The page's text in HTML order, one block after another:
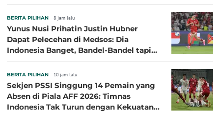
BERITA PILIHAN 8 jam lalu
Yunus Nusi Prihatin Justin Hubner
Dapat Pelecehan di Medsos: Dia
Indonesia Banget, Bandel-Bandel tapi
BERITA PILIHAN 10 jam lalu
Sekjen PSSI Singgung 14 Pemain yang
Absen di Piala AFF 2026: Timnas
Indonesia Tak Turun dengan Kekuatan